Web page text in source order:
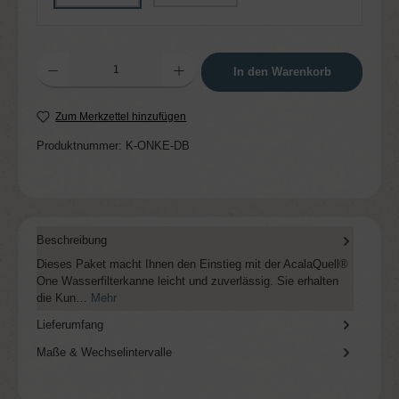
Produkt Anzahl: Gib den gewünschten Wert ein oder benutze die Schaltflächen um
In den Warenkorb
Zum Merkzettel hinzufügen
Produktnummer: K-ONKE-DB
Beschreibung
Dieses Paket macht Ihnen den Einstieg mit der AcalaQuell®
One Wasserfilterkanne leicht und zuverlässig. Sie erhalten
die Kun…
Mehr
Lieferumfang
Maße & Wechselintervalle